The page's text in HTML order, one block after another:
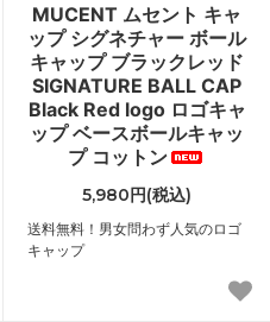
MUCENT ムセント キャ
ップ シグネチャー ボール
キャップ ブラックレッド
SIGNATURE BALL CAP
Black Red logo ロゴキャ
ップ ベースボールキャッ
プ コットン
5,980円(税込)
送料無料！男女問わず人気のロゴ
キャップ